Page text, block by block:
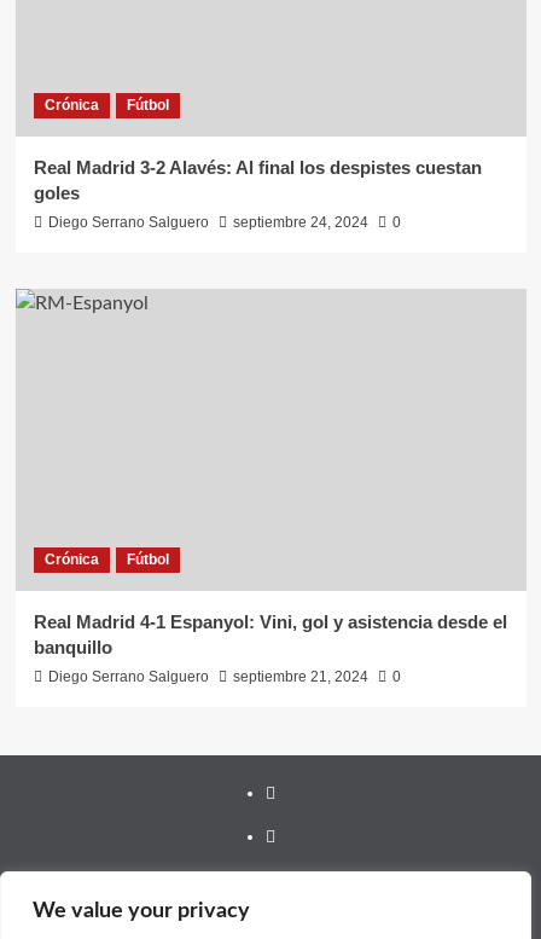
We value your privacy
Crónica Fútbol
Real Madrid 3-2 Alavés: Al final los despistes cuestan
goles
Diego Serrano Salguero septiembre 24, 2024 0
Crónica Fútbol
Real Madrid 4-1 Espanyol: Vini, gol y asistencia desde el
banquillo
Diego Serrano Salguero septiembre 21, 2024 0
Youtube
Vimeo